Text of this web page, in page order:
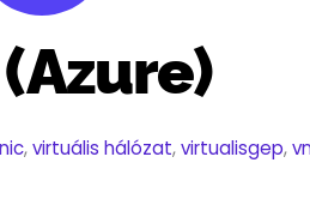
nic,virtuális hálózat,virtualisgep,